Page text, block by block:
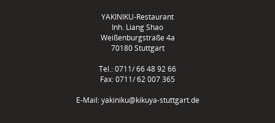
YAKINIKU-Restaurant
Inh. Liang Shao
Weißenburgstraße 4a
70180 Stuttgart
Tel.: 0711/ 66 48 92 66
Fax: 0711/ 62 007 365
E-Mail:yakiniku@kikuya-stuttgart.de